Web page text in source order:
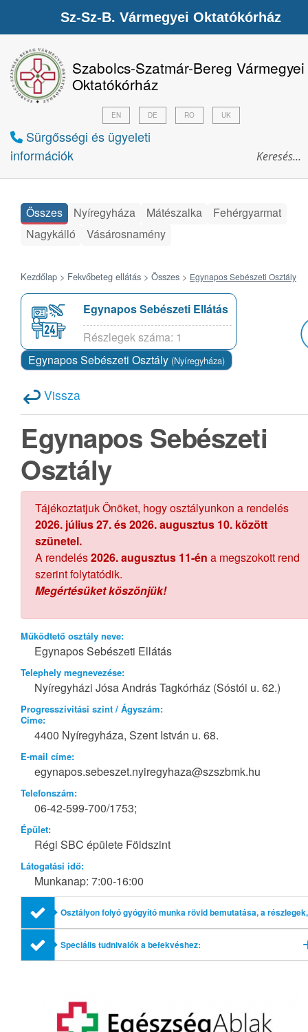
Szabolcs-Szatmár-Bereg Vármegyei
Oktatókórház
Sürgősségi és ügyeleti
információk
EN DE RO UK
Összes Nyíregyháza Mátészalka
Fehérgyarmat
Nagykálló
Vásárosnamény
Kezdőlap > Fekvőbeteg ellátás > Összes > Egynapos Sebészeti Osztály
Egynapos Sebészeti Ellátás
Részlegek száma: 1
Egynapos Sebészeti Osztály (Nyíregyháza)
Vissza
Egynapos Sebészeti
Osztály
Tájékoztatjuk Önöket, hogy osztályunkon a rendelés
2026. július 27. és 2026. augusztus 10. között
szünetel.
A rendelés2026. augusztus 11-én a megszokott rend
szerint folytatódik.
Megértésüket köszönjük!
Működtető osztály neve:
Egynapos Sebészeti Ellátás
Telephely megnevezése:
Nyíregyházi Jósa András Tagkórház (Sóstói u. 62.)
Progresszivitási szint / Ágyszám:
Címe:
4400 Nyíregyháza, Szent István u. 68.
E-mail címe:
egynapos.sebeszet.nyiregyhaza@szszbmk.hu
Telefonszám:
06-42-599-700/1753;
Épület:
Régi SBC épülete Földszint
Látogatási idő:
Munkanap: 7:00-16:00
Osztályon folyó gyógyító munka rövid bemutatása, a részlegek,
profilok említésével
Speciális tudnivalók a befekvéshez:
Sz-Sz-B. Vármegyei Oktatókórház